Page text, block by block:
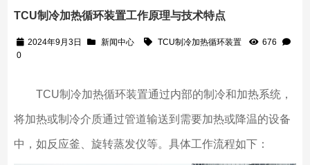
TCU制冷加热循环装置工作原理与技术特点
2024年9月3日 新闻中心 TCU制冷加热循环装置
676
0
TCU制冷加热循环装置通过内部的制冷和加热系统，
将加热或制冷介质通过管道输送到需要加热或降温的设备
中，如反应釜、旋转蒸发仪等。具体工作流程如下：